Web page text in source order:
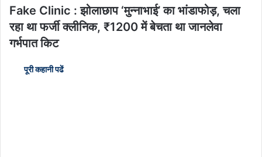
Fake Clinic : झोलाछाप ‘मुन्नाभाई’ का भांडाफोड़, चला
रहा था फर्जी क्लीनिक, ₹1200 में बेचता था जानलेवा
गर्भपात किट
पूरी कहानी पढें